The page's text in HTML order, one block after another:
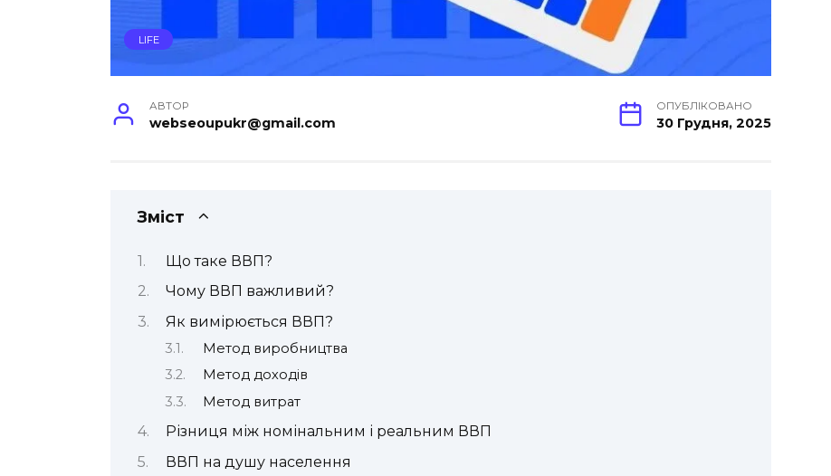
LIFE
АВТОР
webseoupukr@gmail.com
ОПУБЛІКОВАНО
30 Грудня, 2025
Зміст
Що таке ВВП?
Чому ВВП важливий?
Як вимірюється ВВП?
Метод виробництва
Метод доходів
Метод витрат
Різниця між номінальним і реальним ВВП
ВВП на душу населення